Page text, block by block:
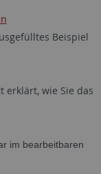
Beispiel
erklärt, wie Sie das
im bearbeitbaren